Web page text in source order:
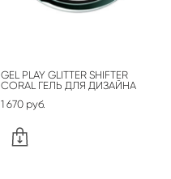
GEL PLAY GLITTER SHIFTER
CORAL ГЕЛЬ ДЛЯ ДИЗАЙНА
1 670 pуб.